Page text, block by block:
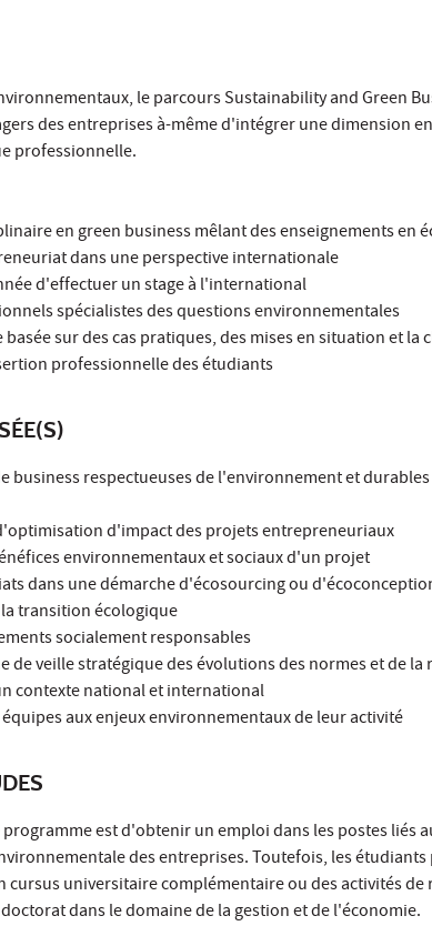
le parcours Sustainability and Green
des entreprises à-même d'intégrer une dimension
professionnelle.
en green business mêlant des enseignements en
dans une perspective internationale
d'effectuer un stage à l'international
spécialistes des questions environnementales
sur des cas pratiques, des mises en situation et la
professionnelle des étudiants
business respectueuses de l'environnement et
d'impact des projets entrepreneuriaux
environnementaux et sociaux d'un projet
dans une démarche d'écosourcing ou
transition écologique
socialement responsables
de veille stratégique des évolutions des normes et de la
contexte national et international
aux enjeux environnementaux de leur activité
est d'obtenir un emploi dans les postes liés
des entreprises. Toutefois, les
cursus universitaire complémentaire ou des activités de
dans le domaine de la gestion et de l'économie.